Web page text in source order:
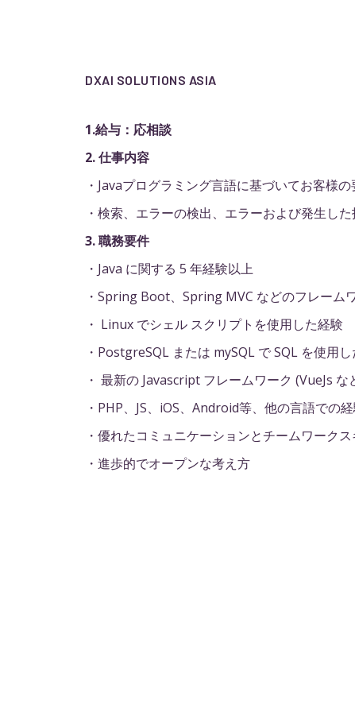
DXAI SOLUTIONS ASIA
1.給与：応相談
2. 仕事内容
・Javaプログラミング言語に基づいてお客様
・検索、エラーの検出、エラーおよび発生し
3. 職務要件
・Java に関する 5 年経験以上
・Spring Boot、Spring MVC などのフレーム
・ Linux でシェル スクリプトを使用した経験
・PostgreSQL または mySQL で SQL を使用
・ 最新の Javascript フレームワーク (VueJs
・PHP、JS、iOS、Android等、他の言語での
・優れたコミュニケーションとチームワーク
・進歩的でオープンな考え方